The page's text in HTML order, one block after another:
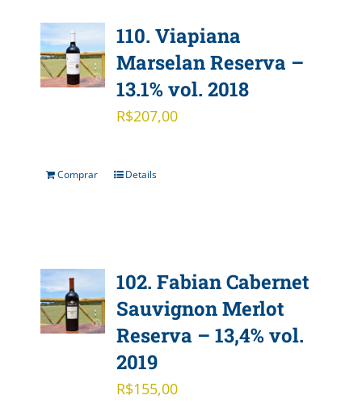
110. Viapiana
Marselan Reserva –
13.1% vol. 2018
R$207,00
Comprar Details
102. Fabian Cabernet
Sauvignon Merlot
Reserva – 13,4% vol.
2019
R$155,00